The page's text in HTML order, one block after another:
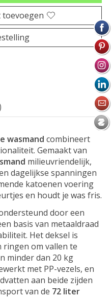
wasmand combineert
Gemaakt van
milieuvriendelijk,
dagelijkse spanningen
katoenen voering
en houdt je was fris.
door een
basis van metaaldraad
Het deksel is
ringen om vallen te
minder dan 20 kg
met PP-vezels, en
aan beide zijden
van de 72 liter